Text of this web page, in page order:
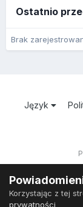
Ostatnio
Brak
Język
Korzystając z tej
prywatności